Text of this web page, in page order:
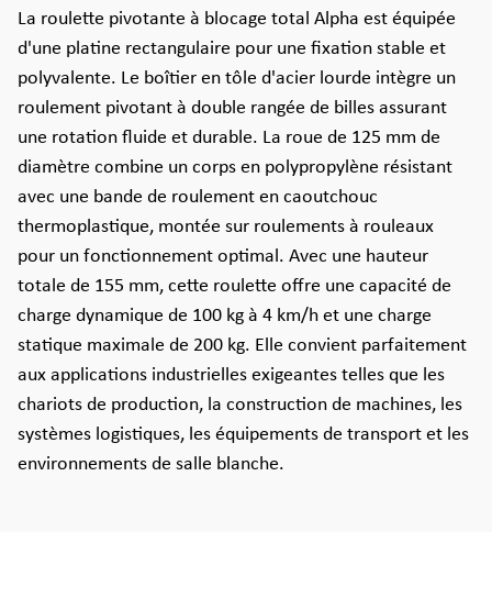
La roulette pivotante à blocage total Alpha est équipée
d'une platine rectangulaire pour une fixation stable et
polyvalente. Le boîtier en tôle d'acier lourde intègre un
roulement pivotant à double rangée de billes assurant
une rotation fluide et durable. La roue de 125 mm de
diamètre combine un corps en polypropylène résistant
avec une bande de roulement en caoutchouc
thermoplastique, montée sur roulements à rouleaux
pour un fonctionnement optimal. Avec une hauteur
totale de 155 mm, cette roulette offre une capacité de
charge dynamique de 100 kg à 4 km/h et une charge
statique maximale de 200 kg. Elle convient parfaitement
aux applications industrielles exigeantes telles que les
chariots de production, la construction de machines, les
systèmes logistiques, les équipements de transport et les
environnements de salle blanche.